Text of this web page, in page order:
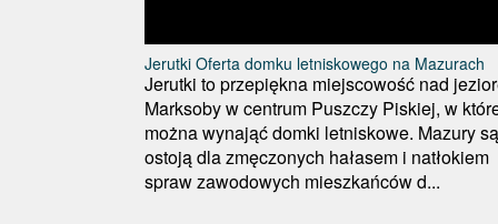
Jerutki Oferta domku letniskowego na Mazurach
Jerutki to przepiękna miejscowość nad
Marksoby w centrum Puszczy Piskiej, w
można wynająć domki letniskowe. Mazury są
ostoją dla zmęczonych hałasem i natłokiem
spraw zawodowych mieszkańców d...